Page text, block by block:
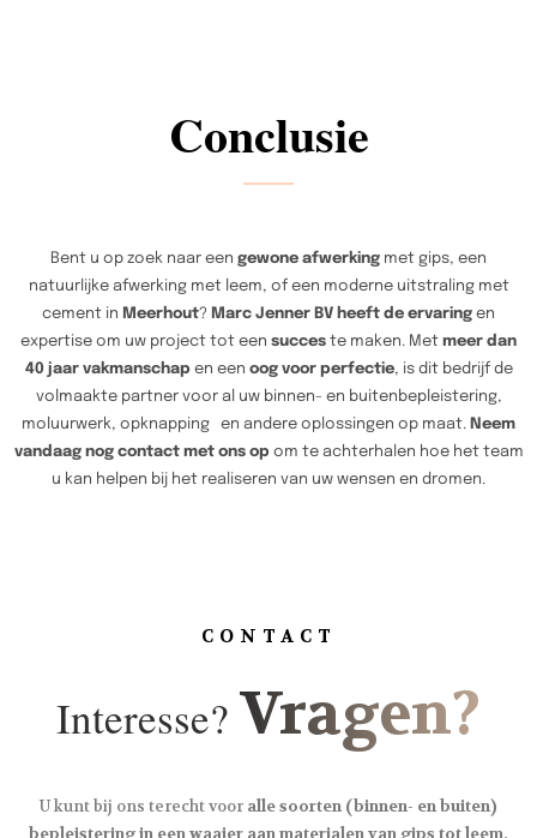
Conclusie
Bent u op zoek naar een gewone afwerking met gips, een
natuurlijke afwerking met leem, of een moderne uitstraling met
cement in Meerhout? Marc Jenner BV heeft de ervaring en
expertise om uw project tot een succes te maken. Met meer dan
40 jaar vakmanschap en een oog voor perfectie, is dit bedrijf de
volmaakte partner voor al uw binnen- en buitenbepleistering,
moluurwerk, opknapping en andere oplossingen op maat. Neem
vandaag nog contact met ons op om te achterhalen hoe het team
u kan helpen bij het realiseren van uw wensen en dromen.
CONTACT
Interesse? Vragen?
U kunt bij ons terecht voor alle soorten (binnen- en buiten)
bepleistering in een waaier aan materialen van gips tot leem,